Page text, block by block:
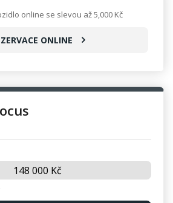
148 000 Kč
online se slevou až 5,000 Kč
ONLINE